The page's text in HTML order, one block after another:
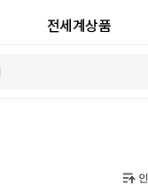
전세계상품